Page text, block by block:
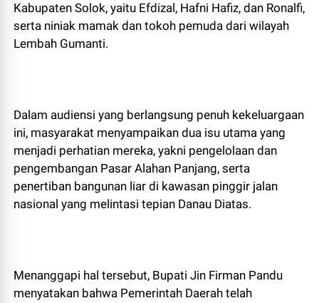
Kabupaten Solok, yaitu Efdizal, Hafni Hafiz, dan Ronalfi,
serta niniak mamak dan tokoh pemuda dari wilayah
Lembah Gumanti.
Dalam audiensi yang berlangsung penuh kekeluargaan
ini, masyarakat menyampaikan dua isu utama yang
menjadi perhatian mereka, yakni pengelolaan dan
pengembangan Pasar Alahan Panjang, serta
penertiban bangunan liar di kawasan pinggir jalan
nasional yang melintasi tepian Danau Diatas.
Menanggapi hal tersebut, Bupati Jin Firman Pandu
menyatakan bahwa Pemerintah Daerah telah